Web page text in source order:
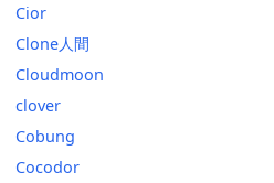
Cior
Clone人間
Cloudmoon
clover
Cobung
Cocodor